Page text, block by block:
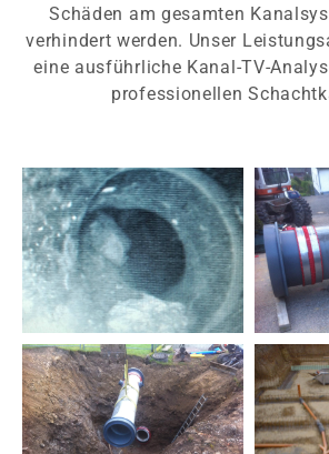
Schäden am gesamten
verhindert werden. Unser
eine ausführliche Kanal-TV-
professionellen